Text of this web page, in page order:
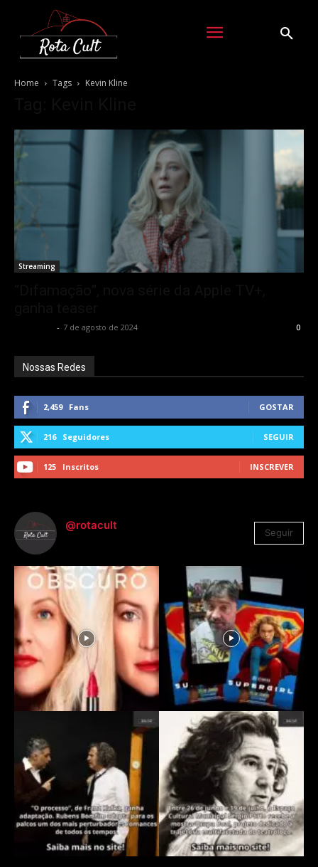
Home Tags Kevin Kline
Streaming
- 7 de agosto de 2024 0
Nossas Redes
2,459 Fans GOSTAR
216 Seguidores SEGUIR
125 Inscritos INSCREVER
@rotacult
Seguir